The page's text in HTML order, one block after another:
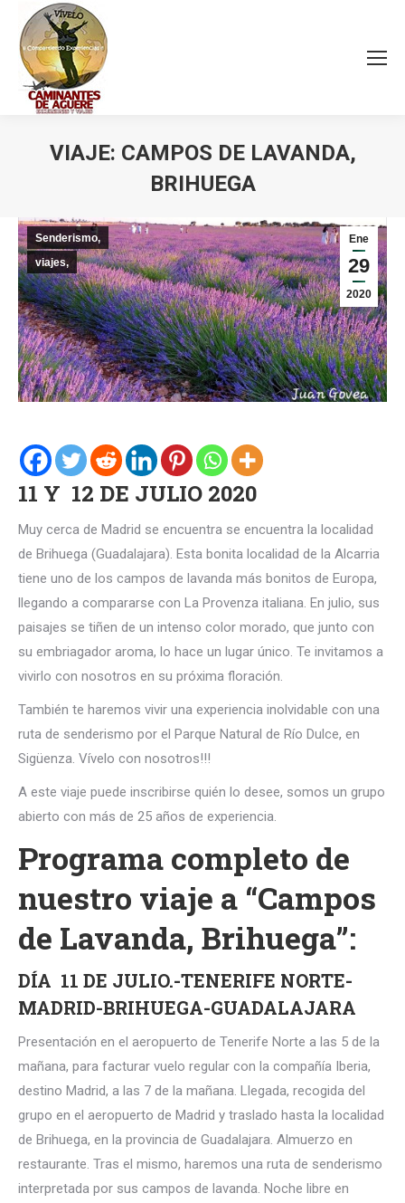
VIAJE: CAMPOS DE LAVANDA,
BRIHUEGA
Ene
29
2020
Senderismo,
viajes,
11 Y 12 DE JULIO 2020
Muy cerca de Madrid se encuentra se encuentra la localidad
de Brihuega (Guadalajara). Esta bonita localidad de la Alcarria
tiene uno de los campos de lavanda más bonitos de Europa,
llegando a compararse con La Provenza italiana. En julio, sus
paisajes se tiñen de un intenso color morado, que junto con
su embriagador aroma, lo hace un lugar único. Te invitamos a
vivirlo con nosotros en su próxima floración.
También te haremos vivir una experiencia inolvidable con una
ruta de senderismo por el Parque Natural de Río Dulce, en
Sigüenza. Vívelo con nosotros!!!
A este viaje puede inscribirse quién lo desee, somos un grupo
abierto con más de 25 años de experiencia.
Programa completo de
nuestro viaje a “Campos
de Lavanda, Brihuega”:
DÍA 11 DE JULIO.-TENERIFE NORTE-
MADRID-BRIHUEGA-GUADALAJARA
Presentación en el aeropuerto de Tenerife Norte a las 5 de la
mañana, para facturar vuelo regular con la compañía Iberia,
destino Madrid, a las 7 de la mañana. Llegada, recogida del
grupo en el aeropuerto de Madrid y traslado hasta la localidad
de Brihuega, en la provincia de Guadalajara. Almuerzo en
restaurante. Tras el mismo, haremos una ruta de senderismo
interpretada por sus campos de lavanda. Noche libre en